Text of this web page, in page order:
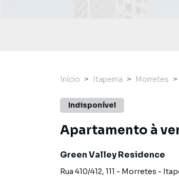
Início Itapema Morretes
Indisponível
Apartamento à
Green Valley Residence
Rua 410/412, 111 - Morretes -